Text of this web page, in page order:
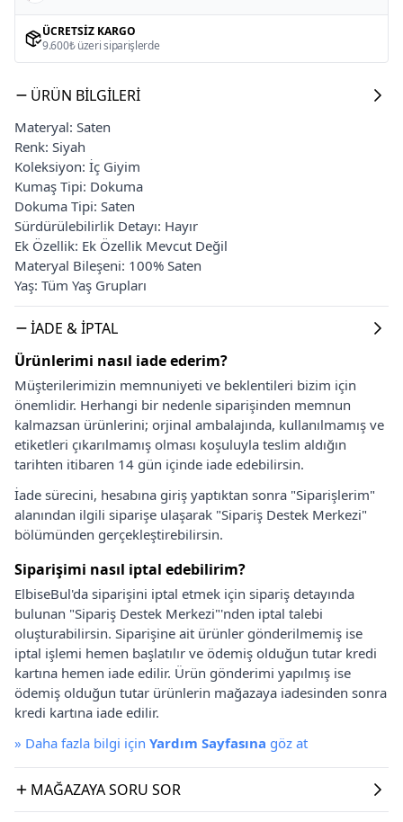
ÜCRETSIZ KARGO
9.600₺ üzeri siparişlerde
ÜRÜN BILGILERI
Materyal: Saten
Renk: Siyah
Koleksiyon: İç Giyim
Kumaş Tipi: Dokuma
Dokuma Tipi: Saten
Sürdürülebilirlik Detayı: Hayır
Ek Özellik: Ek Özellik Mevcut Değil
Materyal Bileşeni: 100% Saten
Yaş: Tüm Yaş Grupları
İADE & İPTAL
Ürünlerimi nasıl iade ederim?
Müşterilerimizin memnuniyeti ve beklentileri bizim için
önemlidir. Herhangi bir nedenle siparişinden memnun
kalmazsan ürünlerini; orjinal ambalajında, kullanılmamış ve
etiketleri çıkarılmamış olması koşuluyla teslim aldığın
tarihten itibaren 14 gün içinde iade edebilirsin.
İade sürecini, hesabına giriş yaptıktan sonra "Siparişlerim"
alanından ilgili siparişe ulaşarak "Sipariş Destek Merkezi"
bölümünden gerçekleştirebilirsin.
Siparişimi nasıl iptal edebilirim?
ElbiseBul'da siparişini iptal etmek için sipariş detayında
bulunan "Sipariş Destek Merkezi"'nden iptal talebi
oluşturabilirsin. Siparişine ait ürünler gönderilmemiş ise
iptal işlemi hemen başlatılır ve ödemiş olduğun tutar kredi
kartına hemen iade edilir. Ürün gönderimi yapılmış ise
ödemiş olduğun tutar ürünlerin mağazaya iadesinden sonra
kredi kartına iade edilir.
» Daha fazla bilgi için Yardım Sayfasına göz at
MAĞAZAYA SORU SOR